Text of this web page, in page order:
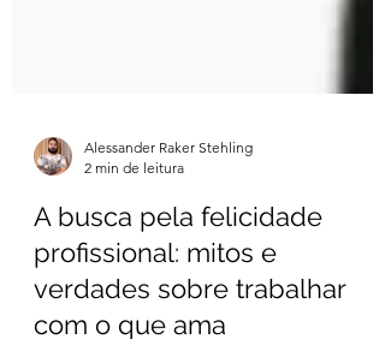
Alessander Raker Stehling
2 min de leitura
A busca pela felicidade
profissional: mitos e